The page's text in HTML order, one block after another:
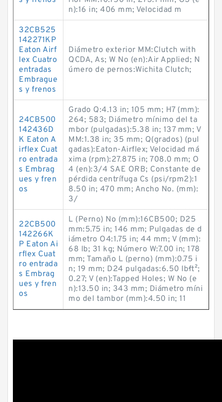
n):16 in; 406 mm; Velocidad m
32CB525
142271KP
Eaton Airf
lex Cuatro
entradas
Embrague
s y frenos
Diámetro exterior MM:Clutch with
QCDA, As; W No (en):Air Applied; N
úmero de pernos:Wichita Clutch;
24CB500
142436D
K Eaton A
irflex Cuat
ro entrada
s Embrag
ues y fren
os
Grado Q:4.13 in; 105 mm; H7 (mm):
264; 583; Diámetro mínimo del ta
mbor (pulgadas):5.38 in; 137 mm; V
MM:1.38 in; 35 mm; Q(grados) (pul
gadas):Eaton-Airflex; Velocidad má
xima (rpm):27.875 in; 708.0 mm; O
4 (en):3/4 SAE ORB; Constante de
pérdida centrífuga Cs (psi/rpm2):1
8.50 in; 470 mm; Ancho No. (mm):
3/
22CB500
142266K
P Eaton Ai
rflex Cuat
ro entrada
s Embrag
ues y fren
os
L (Perno) No (mm):16CB500; D25
mm:5.75 in; 146 mm; Pulgadas de d
iámetro O4:1.75 in; 44 mm; V (mm):
68 lb; 31 kg; Número W:7.00 in; 178
mm; Tamaño L (perno) (mm):0.75 i
n; 19 mm; D24 pulgadas:6.50 lb·ft²;
0.27; V (en):Tapped Holes; W No (e
n):13.50 in; 343 mm; Diámetro míni
mo del tambor (mm):4.50 in; 11